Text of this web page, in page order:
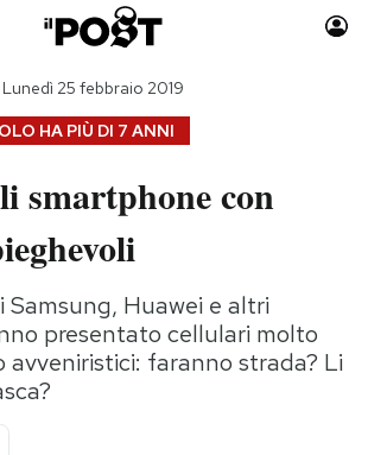
Auto
Moda
Storie/Idee
Ok Boomer!
Media
HA PIÙ DI 7 ANNI
Lunedì 25 febbraio 2019
smartphone con
Samsung, Huawei e altri
presentato cellulari molto
avveniristici: faranno strada? Li